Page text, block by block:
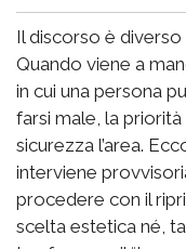
Il discorso è
Quando viene a
in cui una persona
farsi male, la
sicurezza l’area.
interviene
procedere con il
scelta estetica né,